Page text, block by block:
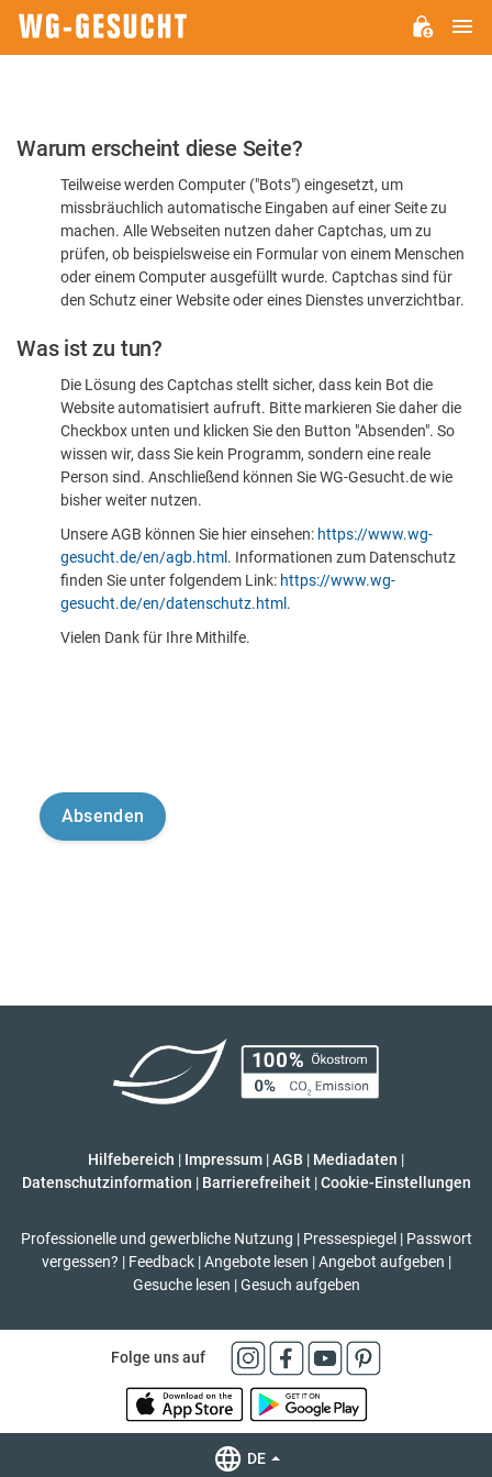
Bitte
dass
sind
Warum erscheint diese Seite?
Teilweise werden Computer ("Bots") eingesetzt, um
missbräuchlich automatische Eingaben auf einer Seite zu
machen. Alle Webseiten nutzen daher Captchas, um zu
prüfen, ob beispielsweise ein Formular von einem Menschen
oder einem Computer ausgefüllt wurde. Captchas sind für
den Schutz einer Website oder eines Dienstes unverzichtbar.
Was ist zu tun?
Die Lösung des Captchas stellt sicher, dass kein Bot die
Website automatisiert aufruft. Bitte markieren Sie daher die
Checkbox unten und klicken Sie den Button "Absenden". So
wissen wir, dass Sie kein Programm, sondern eine reale
Person sind. Anschließend können Sie WG-Gesucht.de wie
bisher weiter nutzen.
Unsere AGB können Sie hier einsehen: https://www.wg-
gesucht.de/en/agb.html . Informationen zum Datenschutz
finden Sie unter folgendem Link: https://www.wg-
gesucht.de/en/datenschutz.html .
Vielen Dank für Ihre Mithilfe.
Hilfebereich | Impressum |AGB | Mediadaten |
Datenschutzinformation | Barrierefreiheit | Cookie-Einstellungen
Professionelle und gewerbliche Nutzung | Pressespiegel | Passwort
vergessen? | Feedback | Angebote lesen | Angebot aufgeben |
Gesuche lesen | Gesuch aufgeben
Folge uns auf
DE